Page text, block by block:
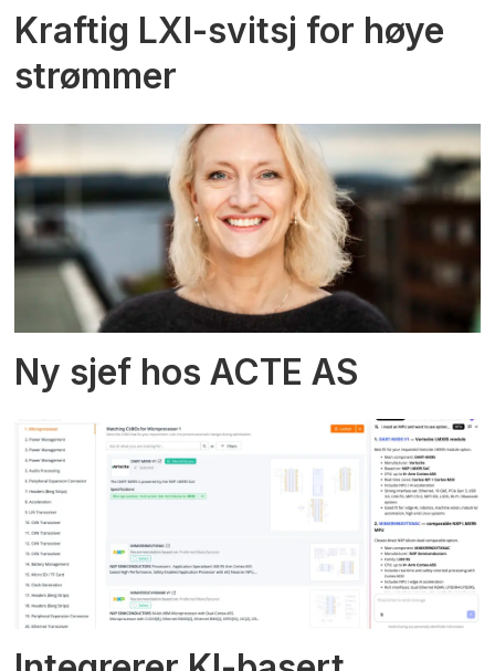
Kraftig LXI-svitsj for høye
strømmer
Ny sjef hos ACTE AS